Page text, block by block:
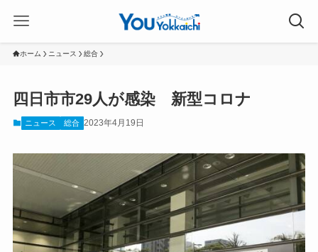
ホーム ニュース 総合
四日市市29人が感染 新型コロナ
ニュース 総合 2023年4月19日